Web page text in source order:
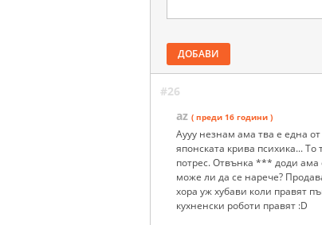
ДОБАВИ
#26
az ( преди 16 години )
Аууу незнам ама тва е една
японската крива психика...
потрес. Отвънка *** доди ама
може ли да се нарече?
хора уж хубави коли правят
кухненски роботи правят :D